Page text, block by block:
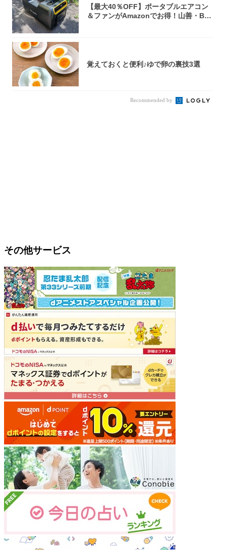
【最大40％OFF】ポータブルエアコン
＆ファンがAmazonでお得！山善・Bo
覚えておくと便利♪ゆで卵の裏技3選
Recommended by
その他サービス